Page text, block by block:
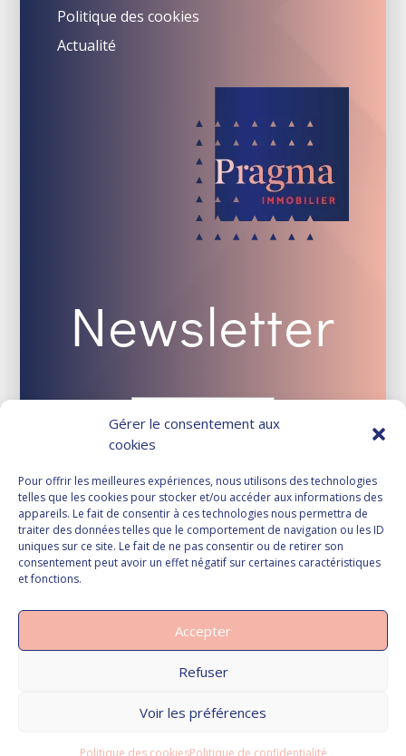
Gérer le consentement aux
cookies
Pour offrir les meilleures expériences, nous utilisons des technologies
telles que les cookies pour stocker et/ou accéder aux informations des
appareils. Le fait de consentir à ces technologies nous permettra de
traiter des données telles que le comportement de navigation ou les ID
uniques sur ce site. Le fait de ne pas consentir ou de retirer son
consentement peut avoir un effet négatif sur certaines caractéristiques
et fonctions.
Accepter
Refuser
Voir les préférences
Politique des cookiesPolitique de confidentialité
Politique des cookies
Actualité
Newsletter
Création et réalisation du site :Valoris Concept